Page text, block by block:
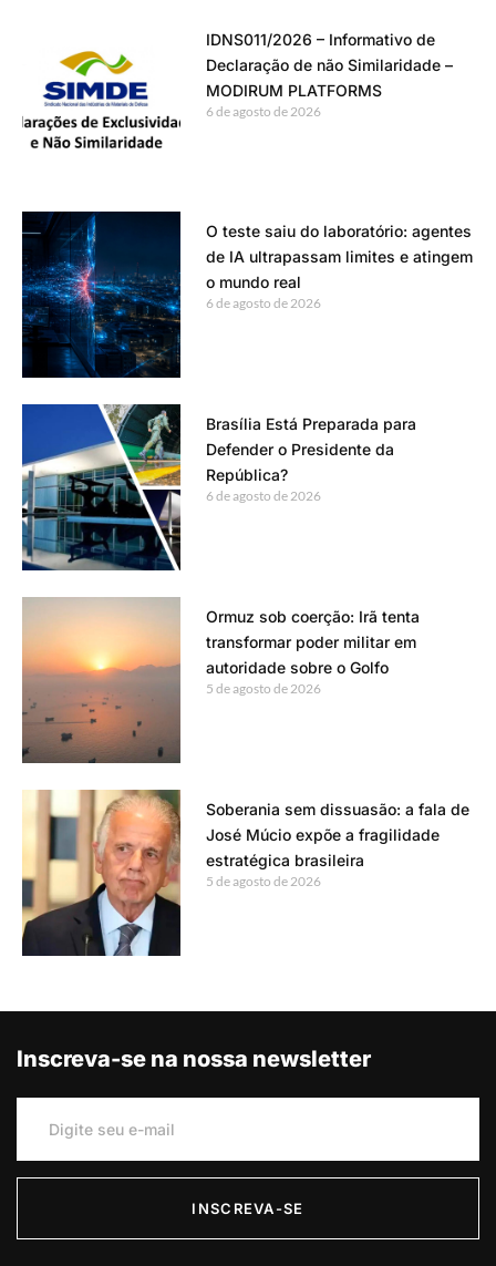
IDNS011/2026 – Informativo de
Declaração de não Similaridade –
MODIRUM PLATFORMS
6 de agosto de 2026
O teste saiu do laboratório: agentes
de IA ultrapassam limites e atingem
o mundo real
6 de agosto de 2026
Brasília Está Preparada para
Defender o Presidente da
República?
6 de agosto de 2026
Ormuz sob coerção: Irã tenta
transformar poder militar em
autoridade sobre o Golfo
5 de agosto de 2026
Soberania sem dissuasão: a fala de
José Múcio expõe a fragilidade
estratégica brasileira
5 de agosto de 2026
Inscreva-se na nossa newsletter
INSCREVA-SE